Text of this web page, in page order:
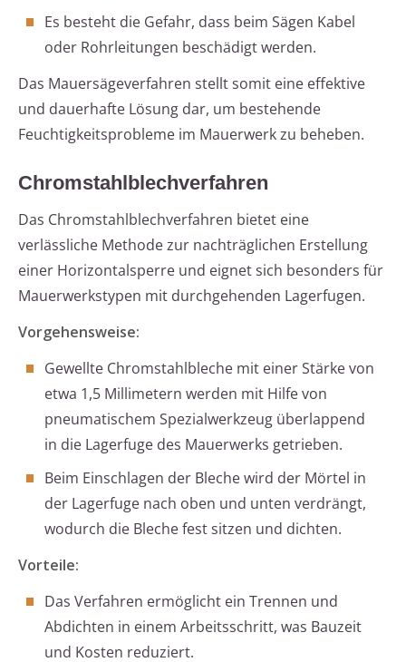
Es besteht die Gefahr, dass beim Sägen Kabel
oder Rohrleitungen beschädigt werden.
Das Mauersägeverfahren stellt somit eine effektive
und dauerhafte Lösung dar, um bestehende
Feuchtigkeitsprobleme im Mauerwerk zu beheben.
Chromstahlblechverfahren
Das Chromstahlblechverfahren bietet eine
verlässliche Methode zur nachträglichen Erstellung
einer Horizontalsperre und eignet sich besonders für
Mauerwerkstypen mit durchgehenden Lagerfugen.
Vorgehensweise:
Gewellte Chromstahlbleche mit einer Stärke von
etwa 1,5 Millimetern werden mit Hilfe von
pneumatischem Spezialwerkzeug überlappend
in die Lagerfuge des Mauerwerks getrieben.
Beim Einschlagen der Bleche wird der Mörtel in
der Lagerfuge nach oben und unten verdrängt,
wodurch die Bleche fest sitzen und dichten.
Vorteile:
Das Verfahren ermöglicht ein Trennen und
Abdichten in einem Arbeitsschritt, was Bauzeit
und Kosten reduziert.